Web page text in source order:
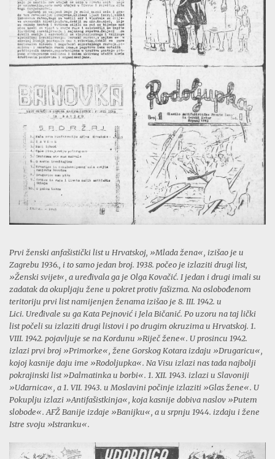
Prvi ženski anfašistički list u Hrvatskoj, »Mlada žena«, izišao je u
Zagrebu 1936., ito samo jedan broj. 1938. počeo je izlaziti drugi list,
»Ženski svijet«, a uređivala ga je Olga Kovačić. I jedan i drugi imali su
zadatak da okupljaju žene u pokret protiv fašizma. Na oslobođenom
teritoriju prvi list namijenjen ženama izišao je 8. III. 1942. u
Lici. Uređivale su ga Kata Pejnović i Jela Bičanić. Po uzoru na taj lički
list počeli su izlazitidrugi listovi i po drugim okruzima u Hrvatskoj. 1.
VIII. 1942. pojavljuje se na Kordunu »Riječ žene«. U prosincu 1942.
izlazi prvi broj »Primorke«, žene Gorskog Kotara izdaju »Drugaricu«,
kojoj kasnije daju ime »Rodoljupka«. Na Visu izlazi nas tada najbolji
pokrajinski list »Dalmatinka u borbi«. 1. XII. 1943. izlazi u Slavoniji
»Udarnica«, a 1. VII. 1943. u Moslavini počinje izlaziti »Glas žene«. U
Pokuplju izlazi »Antifašistkinja«, koja kasnije dobiva naslov »Putem
slobode«. AFŽ Banije izdaje »Banijku«, a u srpnju 1944. izdaju i žene
Istre svoju »Istranku«.